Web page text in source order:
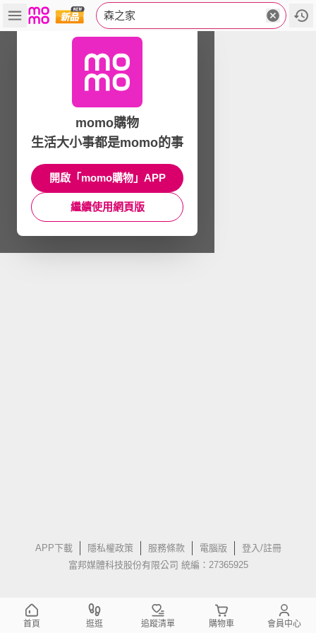
森之家
APP下載 隱私權政策 服務條款 電腦版
登入/註冊
富邦媒體科技股份有限公司 統編：27365925
momo購物
生活大小事都是momo的事
開啟「momo購物」APP
繼續使用網頁版
首頁 逛逛 追蹤清單 購物車 會員中心